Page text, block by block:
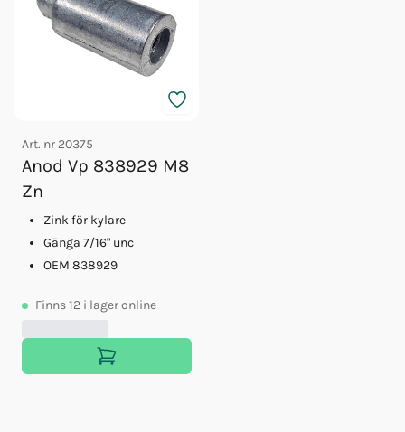
Art. nr 20375
Anod Vp 838929 M8
Zn
Zink för kylare
Gänga 7/16" unc
OEM 838929
Finns12 i lager online